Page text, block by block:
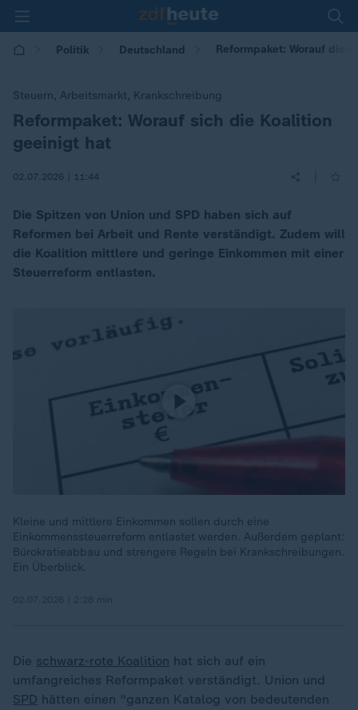
Politik Deutschland Reformpaket: Worauf die
Steuern, Arbeitsmarkt, Krankschreibung
:Reformpaket: Worauf sich die Koalition
geeinigt hat
02.07.2026 | 11:44
Die Spitzen von Union und SPD haben sich auf
Reformen bei Arbeit und Rente verständigt. Zudem will
die Koalition mittlere und geringe Einkommen mit einer
Steuerreform entlasten.
Kleine und mittlere Einkommen sollen durch eine
Einkommenssteuerreform entlastet werden. Außerdem geplant:
Bürokratieabbau und strengere Regeln bei Krankschreibungen.
Ein Überblick.
Die schwarz-rote Koalition hat sich auf ein
umfangreiches Reformpaket verständigt. Union und
SPD hätten einen "ganzen Katalog von bedeutenden